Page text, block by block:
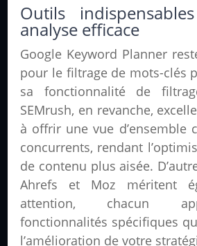
Outils
analyse efficace
Google Keyword Planner
pour le filtrage de mots-clés
sa fonctionnalité de
SEMrush, en revanche,
à offrir une vue d’ensemble
concurrents, rendant
de contenu plus aisée.
Ahrefs et Moz méritent
attention, chacun
fonctionnalités spécifiques
l’amélioration de votre